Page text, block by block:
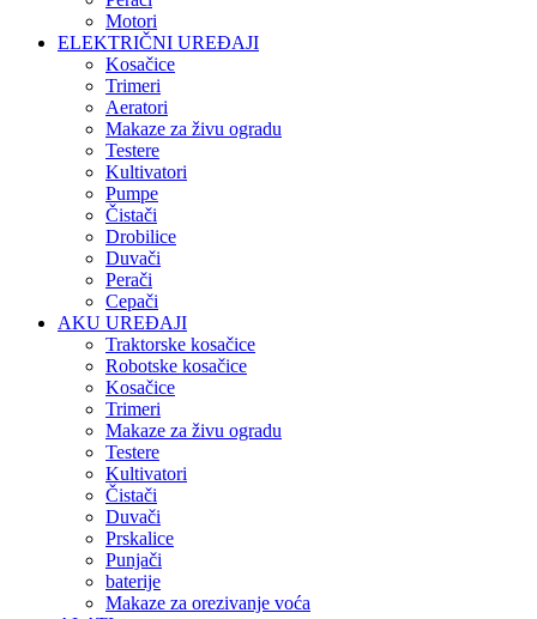
Motori
ELEKTRIČNI UREĐAJI
Kosačice
Trimeri
Aeratori
Makaze za živu ogradu
Testere
Kultivatori
Pumpe
Čistači
Drobilice
Duvači
Perači
Cepači
AKU UREĐAJI
Traktorske kosačice
Robotske kosačice
Kosačice
Trimeri
Makaze za živu ogradu
Testere
Kultivatori
Čistači
Duvači
Prskalice
Punjači
baterije
Makaze za orezivanje voća